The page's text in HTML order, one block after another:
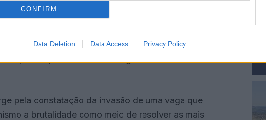
CONFIRM
Data Deletion Data Access Privacy Policy
deveria ser o espaço mais seguro e
referiu.
mundo” vem mostrar também que existe “um
daquela visão mais frágil das vítimas” de
pela constatação da invasão de uma vaga que
a brutalidade como meio de resolver as mais